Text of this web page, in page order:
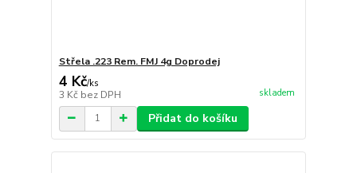
Střela .223 Rem. FMJ 4g Doprodej
4 Kč/ks
3 Kč bez DPH skladem
Přidat do košíku